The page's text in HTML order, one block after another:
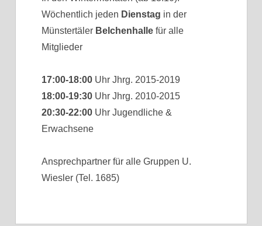
Wöchentlich jeden Dienstag in der
Münstertäler Belchenhallefür alle
Mitglieder
17:00-18:00Uhr Jhrg. 2015-2019
18:00-19:30Uhr Jhrg. 2010-2015
20:30-22:00Uhr Jugendliche &
Erwachsene
Ansprechpartner für alle Gruppen U.
Wiesler (Tel. 1685)